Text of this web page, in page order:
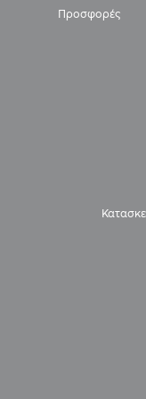
Προσφορές